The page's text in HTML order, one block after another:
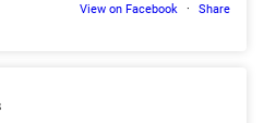
View on Facebook · Share